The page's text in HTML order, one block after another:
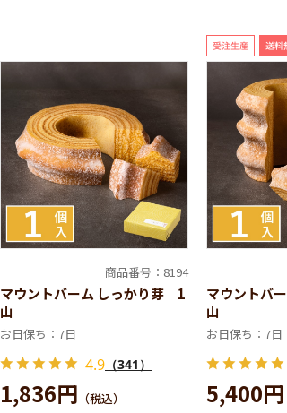
商品番号：8194
マウントバーム しっかり芽 1
山
お日保ち：7日
4.9 （341）
1,836円 （税込）
マウントバ
山
お日保ち：7日
5,400円